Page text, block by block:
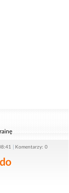
Komentarzy: 0